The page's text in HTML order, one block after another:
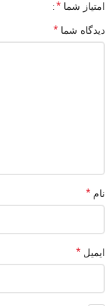
امتیاز شما *
دیدگاه شما *
نام *
ایمیل *